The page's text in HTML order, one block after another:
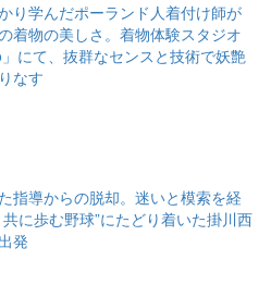
り学んだポーランド人着付け師が
着物の美しさ。着物体験スタジオ
」にて、抜群なセンスと技術で妖艶
なす
指導からの脱却。迷いと模索を経
共に歩む野球”にたどり着いた掛川西
発